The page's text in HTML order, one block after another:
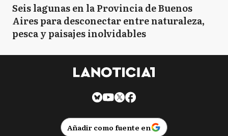
Seis lagunas en la Provincia de Buenos
Aires para desconectar entre naturaleza,
pesca y paisajes inolvidables
Añadir como fuente en